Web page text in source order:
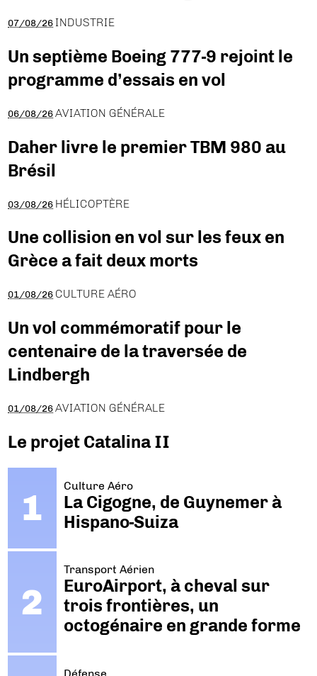
07/08/26 INDUSTRIE
Un septième Boeing 777-9 rejoint le
programme d’essais en vol
06/08/26 AVIATION GÉNÉRALE
Daher livre le premier TBM 980 au
Brésil
03/08/26 HÉLICOPTÈRE
Une collision en vol sur les feux en
Grèce a fait deux morts
01/08/26 CULTURE AÉRO
Un vol commémoratif pour le
centenaire de la traversée de
Lindbergh
01/08/26 AVIATION GÉNÉRALE
Le projet Catalina II
Culture Aéro
La Cigogne, de Guynemer à
Hispano-Suiza
Transport Aérien
EuroAirport, à cheval sur
trois frontières, un
octogénaire en grande forme